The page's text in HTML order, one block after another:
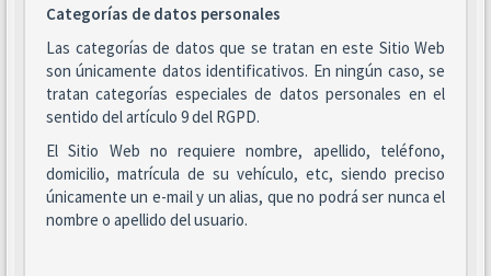
Categorías de datos personales
Las categorías de datos que se tratan en este Sitio Web
son únicamente datos identificativos. En ningún caso, se
tratan categorías especiales de datos personales en el
sentido del artículo 9 del RGPD.
El Sitio Web no requiere nombre, apellido, teléfono,
domicilio, matrícula de su vehículo, etc, siendo preciso
únicamente un e-mail y un alias, que no podrá ser nunca el
nombre o apellido del usuario.